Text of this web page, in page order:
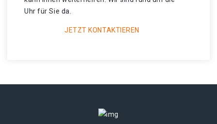
Uhr für Sie da.
JETZT KONTAKTIEREN